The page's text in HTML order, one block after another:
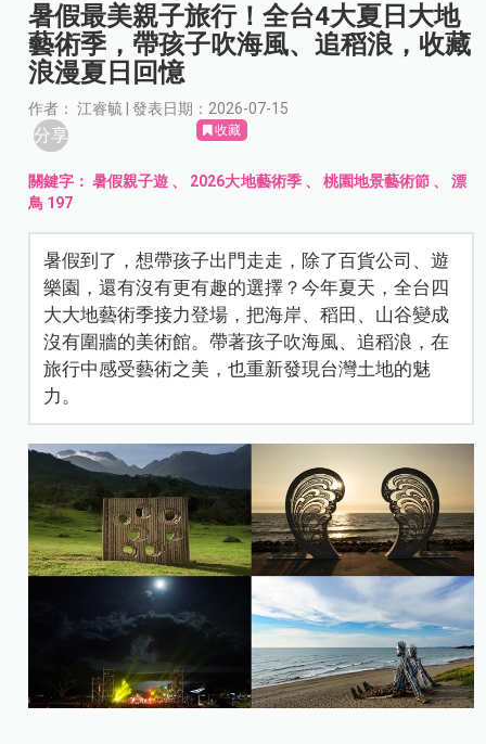
暑假最美親子旅行！全台4大夏日大地
藝術季，帶孩子吹海風、追稻浪，收藏
浪漫夏日回憶
作者： 江睿毓 | 發表日期：2026-07-15
分享 收藏
關鍵字：暑假親子遊 、 2026大地藝術季、 桃園地景藝術節、 漂
鳥 197
暑假到了，想帶孩子出門走走，除了百貨公司、遊
樂園，還有沒有更有趣的選擇？今年夏天，全台四
大大地藝術季接力登場，把海岸、稻田、山谷變成
沒有圍牆的美術館。帶著孩子吹海風、追稻浪，在
旅行中感受藝術之美，也重新發現台灣土地的魅
力。